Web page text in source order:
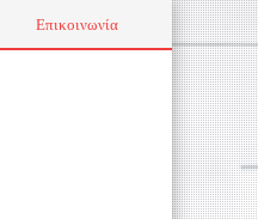
Επικοινωνία